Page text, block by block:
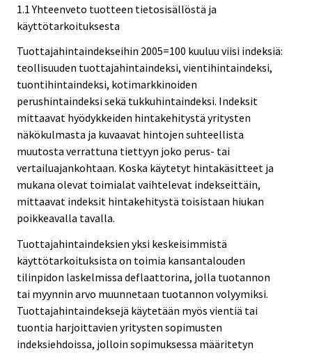
1.1 Yhteenveto tuotteen tietosisällöstä ja
käyttötarkoituksesta
Tuottajahintaindekseihin 2005=100 kuuluu viisi indeksiä:
teollisuuden tuottajahintaindeksi, vientihintaindeksi,
tuontihintaindeksi, kotimarkkinoiden
perushintaindeksi sekä tukkuhintaindeksi. Indeksit
mittaavat hyödykkeiden hintakehitystä yritysten
näkökulmasta ja kuvaavat hintojen suhteellista
muutosta verrattuna tiettyyn joko perus- tai
vertailuajankohtaan. Koska käytetyt hintakäsitteet ja
mukana olevat toimialat vaihtelevat indekseittäin,
mittaavat indeksit hintakehitystä toisistaan hiukan
poikkeavalla tavalla.
Tuottajahintaindeksien yksi keskeisimmistä
käyttötarkoituksista on toimia kansantalouden
tilinpidon laskelmissa deflaattorina, jolla tuotannon
tai myynnin arvo muunnetaan tuotannon volyymiksi.
Tuottajahintaindeksejä käytetään myös vientiä tai
tuontia harjoittavien yritysten sopimusten
indeksiehdoissa, jolloin sopimuksessa määritetyn